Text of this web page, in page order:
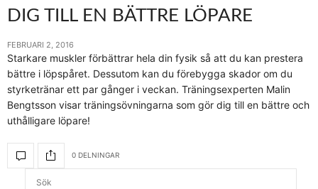
DIG TILL EN BÄTTRE LÖPARE
FEBRUARI 2, 2016
Starkare muskler förbättrar hela din fysik så att du kan prestera
bättre i löpspåret. Dessutom kan du förebygga skador om du
styrketränar ett par gånger i veckan. Träningsexperten Malin
Bengtsson visar träningsövningarna som gör dig till en bättre och
uthålligare löpare!
0 DELNINGAR